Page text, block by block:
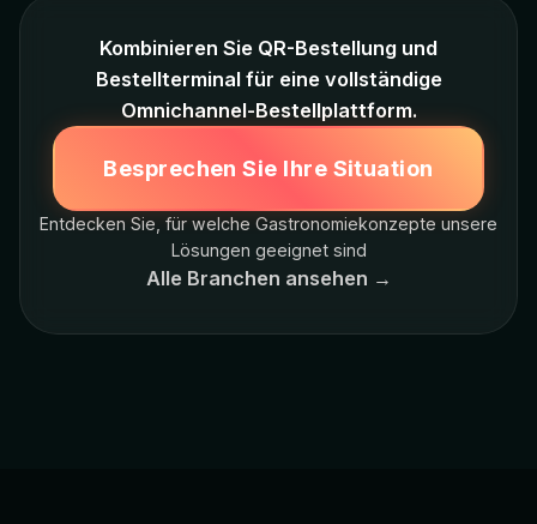
Kombinieren Sie QR-Bestellung und
Bestellterminal für eine vollständige
Omnichannel-Bestellplattform.
Besprechen Sie Ihre Situation
Entdecken Sie, für welche Gastronomiekonzepte unsere
Lösungen geeignet sind
Alle Branchen ansehen →